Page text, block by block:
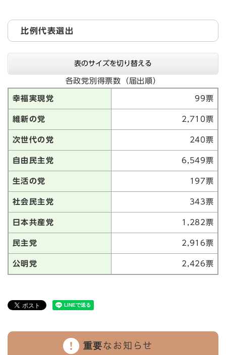
比例代表選出
表のサイズを切り替える
各政党別得票数（届出順）
幸福実現党 99票
維新の党 2,710票
次世代の党 240票
自由民主党 6,549票
生活の党 197票
社会民主党 343票
日本共産党 1,282票
民主党 2,916票
公明党 2,426票
重要なお知らせ